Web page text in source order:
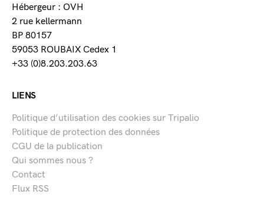
Hébergeur : OVH
2 rue kellermann
BP 80157
59053 ROUBAIX Cedex 1
+33 (0)8.203.203.63
LIENS
Politique d’utilisation des cookies sur Tripalio
Politique de protection des données
CGU de la publication
Qui sommes nous ?
Contact
Flux RSS